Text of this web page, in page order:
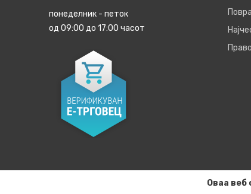
понеделник - петок
од 09:00 до 17:00 часот
Оваа веб